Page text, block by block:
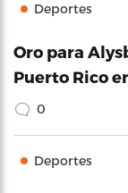
Deportes
Oro para
Puerto Rico
0
Deportes